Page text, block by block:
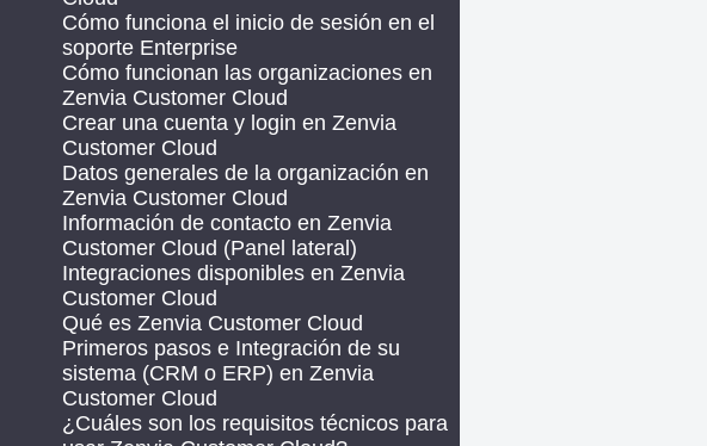
Cómo funciona el inicio de sesión en el
soporte Enterprise
Cómo funcionan las organizaciones en
Zenvia Customer Cloud
Crear una cuenta y login en Zenvia
Customer Cloud
Datos generales de la organización en
Zenvia Customer Cloud
Información de contacto en Zenvia
Customer Cloud (Panel lateral)
Integraciones disponibles en Zenvia
Customer Cloud
Qué es Zenvia Customer Cloud
Primeros pasos e Integración de su
sistema (CRM o ERP) en Zenvia
Customer Cloud
¿Cuáles son los requisitos técnicos para